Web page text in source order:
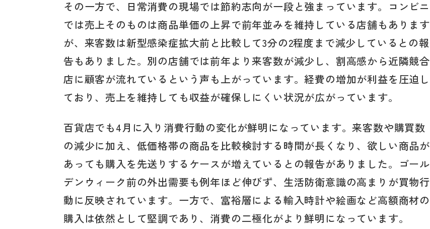
その一方で、日常消費の現場では節約志向が一段と強まっています。コンビニ
では売上そのものは商品単価の上昇で前年並みを維持している店舗もあります
が、来客数は新型感染症拡大前と比較して3分の2程度まで減少しているとの報
告もありました。別の店舗では前年より来客数が減少し、割高感から近隣競合
店に顧客が流れているという声も上がっています。経費の増加が利益を圧迫し
ており、売上を維持しても収益が確保しにくい状況が広がっています。
百貨店でも4月に入り消費行動の変化が鮮明になっています。来客数や購買数
の減少に加え、低価格帯の商品を比較検討する時間が長くなり、欲しい商品が
あっても購入を先送りするケースが増えているとの報告がありました。ゴール
デンウィーク前の外出需要も例年ほど伸びず、生活防衛意識の高まりが買物行
動に反映されています。一方で、富裕層による輸入時計や絵画など高額商材の
購入は依然として堅調であり、消費の二極化がより鮮明になっています。